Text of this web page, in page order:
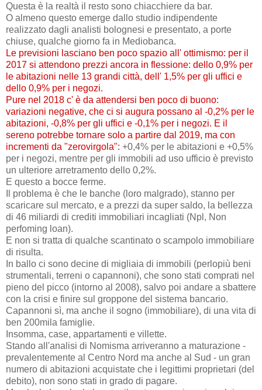
Questa è la realtà il resto sono chiacchiere da bar.
O almeno questo emerge dallo studio indipendente
realizzato dagli analisti bolognesi e presentato, a porte
chiuse, qualche giorno fa in Mediobanca.
Le previsioni lasciano ben poco spazio all' ottimismo: per il
2017 si attendono prezzi ancora in flessione: dello 0,9% per
le abitazioni nelle 13 grandi città, dell' 1,5% per gli uffici e
dello 0,9% per i negozi.
Pure nel 2018 c' è da attendersi ben poco di buono:
variazioni negative, che ci si augura possano al -0,2% per le
abitazioni, -0,8% per gli uffici e -0,1% per i negozi. E il
sereno potrebbe tornare solo a partire dal 2019, ma con
incrementi da "zerovirgola": +0,4% per le abitazioni e +0,5%
per i negozi, mentre per gli immobili ad uso ufficio è previsto
un ulteriore arretramento dello 0,2%.
E questo a bocce ferme.
Il problema è che le banche (loro malgrado), stanno per
scaricare sul mercato, e a prezzi da super saldo, la bellezza
di 46 miliardi di crediti immobiliari incagliati (Npl, Non
perfoming loan).
E non si tratta di qualche scantinato o scampolo immobiliare
di risulta.
In ballo ci sono decine di migliaia di immobili (perlopiù beni
strumentali, terreni o capannoni), che sono stati comprati nel
pieno del picco (intorno al 2008), salvo poi andare a sbattere
con la crisi e finire sul groppone del sistema bancario.
Capannoni sì, ma anche il sogno (immobiliare), di una vita di
ben 200mila famiglie.
Insomma, case, appartamenti e villette.
Stando all'analisi di Nomisma arriveranno a maturazione -
prevalentemente al Centro Nord ma anche al Sud - un gran
numero di abitazioni acquistate che i legittimi proprietari (del
debito), non sono stati in grado di pagare.